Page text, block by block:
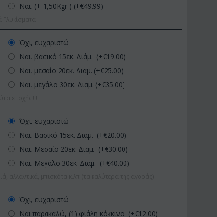
εκ.
ΚΩΔΙΚΟΣ: Afp1
Ορχιδέα φαλαίνοψις σε
γυάλινο βάζο
39.99
ΚΩΔΙΚΟΣ:
Ναι, (+-1,50Kgr ) (+€49.99)
Όχι, ευχαριστώ
Ναι, βασικό 15εκ. Διάμ. (+€19.00)
Ναι, μεσαίο 20εκ. Διαμ. (+€25.00)
Ναι, μεγάλο 30εκ. Διαμ. (+€35.00)
Όχι, ευχαριστώ
Ναι, Βασικό 15εκ. Διαμ. (+€20.00)
Ναι, Μεσαίο 20εκ. Διαμ. (+€30.00)
Ναι, Μεγάλο 30εκ. Διαμ. (+€40.00)
Όχι, ευχαριστώ
Ναι παρακαλώ, (1) φιάλη κόκκινο (+€12.00)